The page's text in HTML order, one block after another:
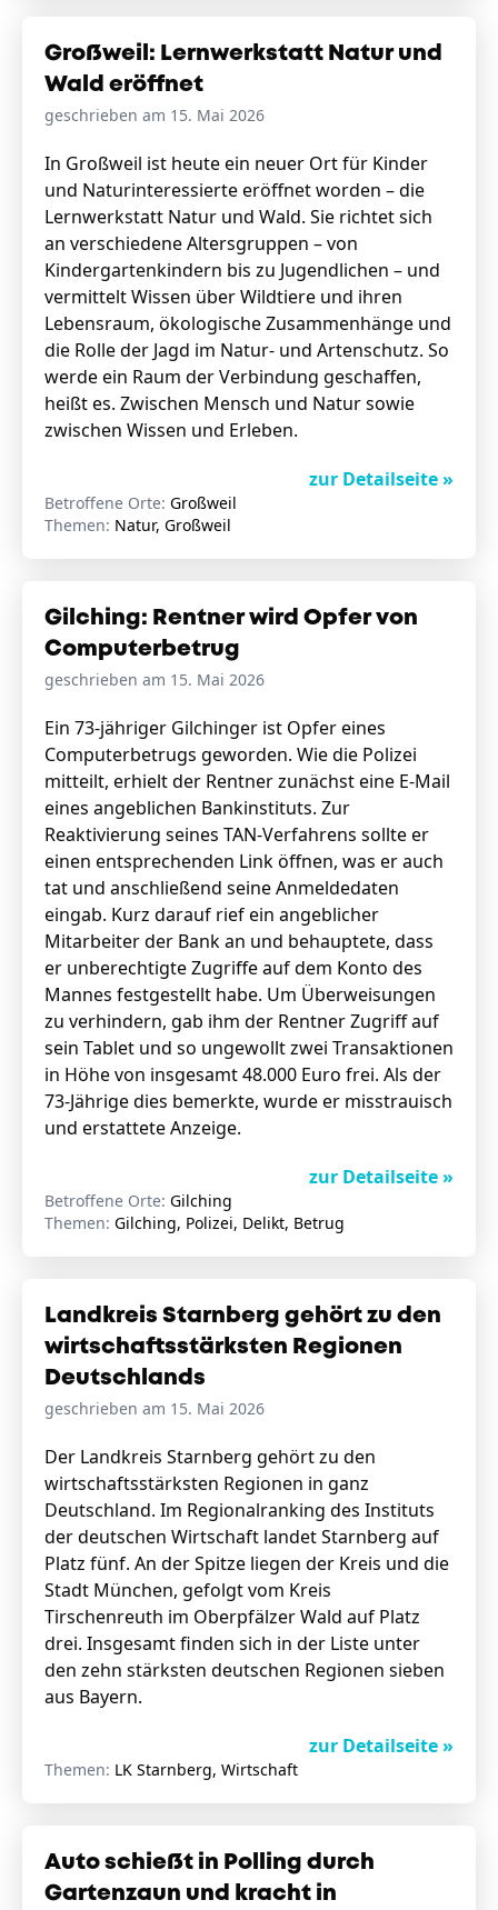
Großweil: Lernwerkstatt Natur und
Wald eröffnet
geschrieben am 15. Mai 2026
In Großweil ist heute ein neuer Ort für Kinder
und Naturinteressierte eröffnet worden – die
Lernwerkstatt Natur und Wald. Sie richtet sich
an verschiedene Altersgruppen – von
Kindergartenkindern bis zu Jugendlichen – und
vermittelt Wissen über Wildtiere und ihren
Lebensraum, ökologische Zusammenhänge und
die Rolle der Jagd im Natur- und Artenschutz. So
werde ein Raum der Verbindung geschaffen,
heißt es. Zwischen Mensch und Natur sowie
zwischen Wissen und Erleben.
zur Detailseite »
Betroffene Orte: Großweil
Themen: Natur, Großweil
Gilching: Rentner wird Opfer von
Computerbetrug
geschrieben am 15. Mai 2026
Ein 73-jähriger Gilchinger ist Opfer eines
Computerbetrugs geworden. Wie die Polizei
mitteilt, erhielt der Rentner zunächst eine E-Mail
eines angeblichen Bankinstituts. Zur
Reaktivierung seines TAN-Verfahrens sollte er
einen entsprechenden Link öffnen, was er auch
tat und anschließend seine Anmeldedaten
eingab. Kurz darauf rief ein angeblicher
Mitarbeiter der Bank an und behauptete, dass
er unberechtigte Zugriffe auf dem Konto des
Mannes festgestellt habe. Um Überweisungen
zu verhindern, gab ihm der Rentner Zugriff auf
sein Tablet und so ungewollt zwei Transaktionen
in Höhe von insgesamt 48.000 Euro frei. Als der
73-Jährige dies bemerkte, wurde er misstrauisch
und erstattete Anzeige.
zur Detailseite »
Betroffene Orte: Gilching
Themen: Gilching, Polizei, Delikt, Betrug
Landkreis Starnberg gehört zu den
wirtschaftsstärksten Regionen
Deutschlands
geschrieben am 15. Mai 2026
Der Landkreis Starnberg gehört zu den
wirtschaftsstärksten Regionen in ganz
Deutschland. Im Regionalranking des Instituts
der deutschen Wirtschaft landet Starnberg auf
Platz fünf. An der Spitze liegen der Kreis und die
Stadt München, gefolgt vom Kreis
Tirschenreuth im Oberpfälzer Wald auf Platz
drei. Insgesamt finden sich in der Liste unter
den zehn stärksten deutschen Regionen sieben
aus Bayern.
zur Detailseite »
Themen: LK Starnberg, Wirtschaft
Auto schießt in Polling durch
Gartenzaun und kracht in